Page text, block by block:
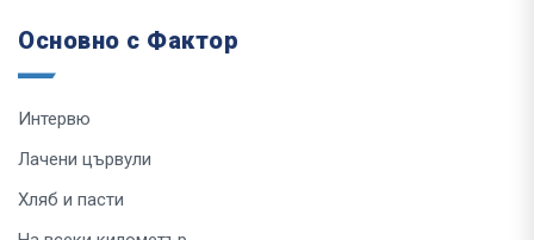
Основно с Фактор
Интервю
Лачени цървули
Хляб и пасти